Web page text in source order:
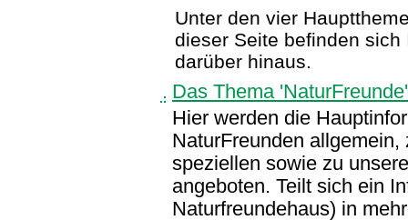
Unter den vier
dieser Seite befinden
darüber hinaus.
Das Thema 'NaturFreunde'
Hier werden die
NaturFreunden
speziellen sowie zu
angeboten. Teilt sich ein
Naturfreundehaus) in